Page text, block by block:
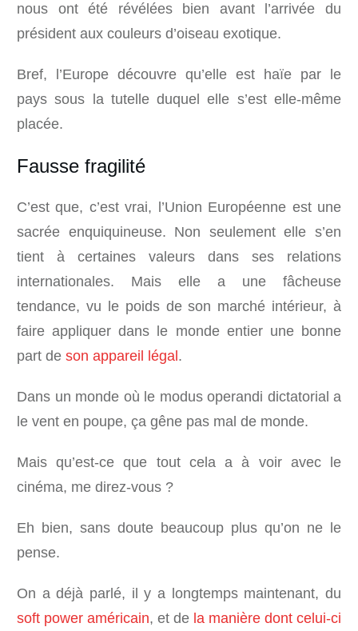
nous ont été révélées bien avant l’arrivée du
président aux couleurs d’oiseau exotique.
Bref, l’Europe découvre qu’elle est haïe par le
pays sous la tutelle duquel elle s’est elle-même
placée.
Fausse fragilité
C’est que, c’est vrai, l’Union Européenne est une
sacrée enquiquineuse. Non seulement elle s’en
tient à certaines valeurs dans ses relations
internationales. Mais elle a une fâcheuse
tendance, vu le poids de son marché intérieur, à
faire appliquer dans le monde entier une bonne
part de son appareil légal .
Dans un monde où le modus operandi dictatorial a
le vent en poupe, ça gêne pas mal de monde.
Mais qu’est-ce que tout cela a à voir avec le
cinéma, me direz-vous ?
Eh bien, sans doute beaucoup plus qu’on ne le
pense.
On a déjà parlé, il y a longtemps maintenant, du
soft power américain, et de la manière dont celui-ci